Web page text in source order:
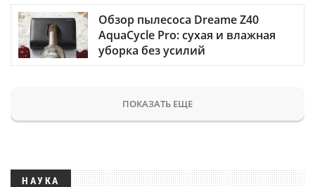
Обзор пылесоса Dreame Z40
AquaCycle Pro: сухая и влажная
уборка без усилий
ПОКАЗАТЬ ЕЩЕ
НАУКА